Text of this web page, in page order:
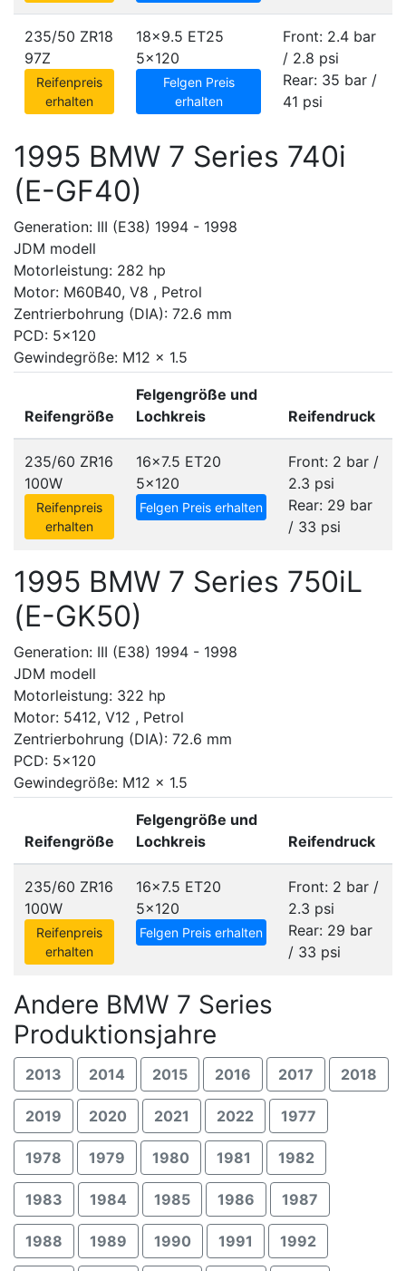
235/50 ZR18
97Z
Reifenpreis
erhalten
18x9.5 ET25
5x120
Felgen Preis
erhalten
Front: 2.4 bar
/ 2.8 psi
Rear: 35 bar /
41 psi
1995 BMW 7 Series 740i
(E-GF40)
Generation: III (E38) 1994 - 1998
JDM modell
Motorleistung: 282 hp
Motor: M60B40, V8 , Petrol
Zentrierbohrung (DIA): 72.6 mm
PCD: 5x120
Gewindegröße: M12 x 1.5
Reifengröße
Felgengröße und
Lochkreis
Reifendruck
235/60 ZR16
100W
Reifenpreis
erhalten
16x7.5 ET20
5x120
Felgen Preis erhalten
Front: 2 bar /
2.3 psi
Rear: 29 bar
/ 33 psi
1995 BMW 7 Series 750iL
(E-GK50)
Generation: III (E38) 1994 - 1998
JDM modell
Motorleistung: 322 hp
Motor: 5412, V12 , Petrol
Zentrierbohrung (DIA): 72.6 mm
PCD: 5x120
Gewindegröße: M12 x 1.5
Reifengröße
Felgengröße und
Lochkreis
Reifendruck
235/60 ZR16
100W
Reifenpreis
erhalten
16x7.5 ET20
5x120
Felgen Preis erhalten
Front: 2 bar /
2.3 psi
Rear: 29 bar
/ 33 psi
Andere BMW 7 Series
Produktionsjahre
2013 2014 2015 2016 2017 2018
2019 2020 2021 2022 1977
1978 1979 1980 1981 1982
1983 1984 1985 1986 1987
1988 1989 1990 1991 1992